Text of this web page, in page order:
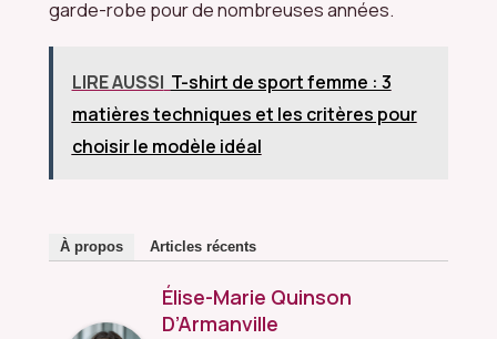
garde-robe pour de nombreuses années.
LIRE AUSSI T-shirt de sport femme : 3
matières techniques et les critères pour
choisir le modèle idéal
À propos Articles récents
Élise-Marie Quinson
D’Armanville